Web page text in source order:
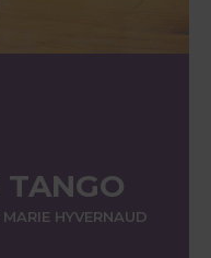
TANGO
HYVERNAUD